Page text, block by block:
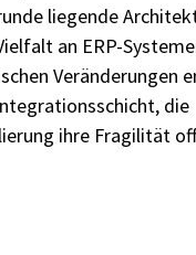
liegende
an ERP-
Veränderungen
die
ihre Fragilität